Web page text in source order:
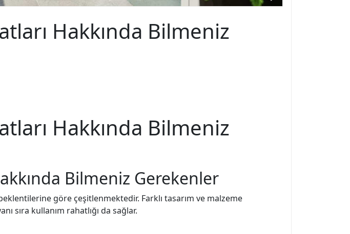
Hakkında Bilmeniz
Hakkında Bilmeniz
Bilmeniz Gerekenler
göre çeşitlenmektedir. Farklı tasarım ve malzeme
sıra kullanım rahatlığı da sağlar.